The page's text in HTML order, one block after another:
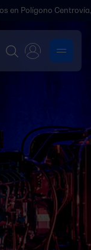
Centrovía, Calle